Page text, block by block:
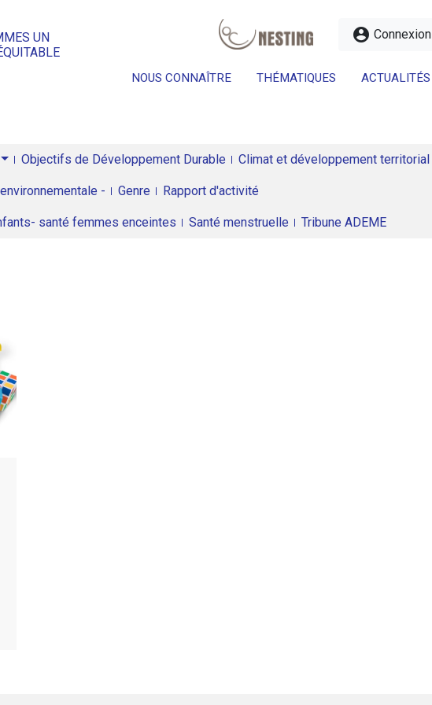
UN
account_circle Connexion
NOUS CONNAÎTRE THÉMATIQUES ACTUALITÉS
Objectifs de Développement Durable Climat et développement territorial
- Genre Rapport d'activité
santé femmes enceintes Santé menstruelle Tribune ADEME